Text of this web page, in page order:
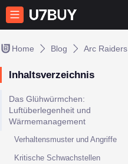
Home Blog Arc Raiders
Inhaltsverzeichnis
Das Glühwürmchen:
Luftüberlegenheit und
Wärmemanagement
Verhaltensmuster und Angriffe
Kritische Schwachstellen